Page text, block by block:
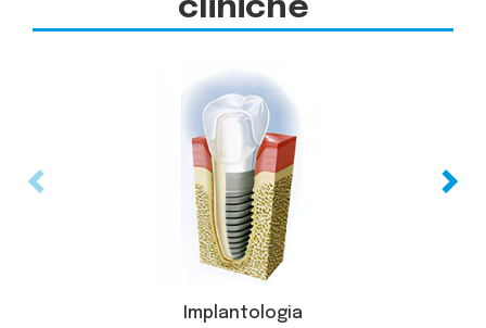
cliniche
Implantologia